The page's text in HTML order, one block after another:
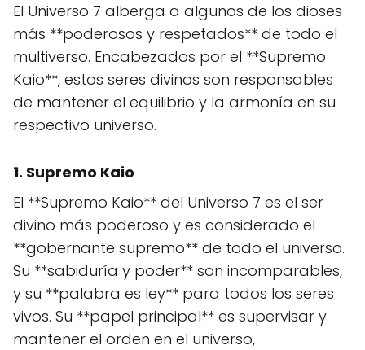
El Universo 7 alberga a algunos de los dioses
más **poderosos y respetados** de todo el
multiverso. Encabezados por el **Supremo
Kaio**, estos seres divinos son responsables
de mantener el equilibrio y la armonía en su
respectivo universo.
1. Supremo Kaio
El **Supremo Kaio** del Universo 7 es el ser
divino más poderoso y es considerado el
**gobernante supremo** de todo el universo.
Su **sabiduría y poder** son incomparables,
y su **palabra es ley** para todos los seres
vivos. Su **papel principal** es supervisar y
mantener el orden en el universo,